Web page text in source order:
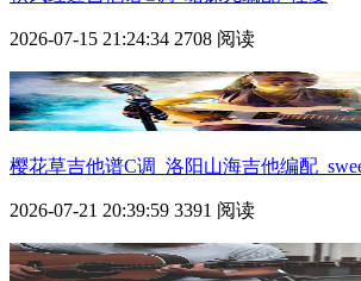
2026-07-15 21:24:34 2708 阅读
樱花草吉他谱C调_洛阳山海吉他编配
2026-07-21 20:39:59 3391 阅读